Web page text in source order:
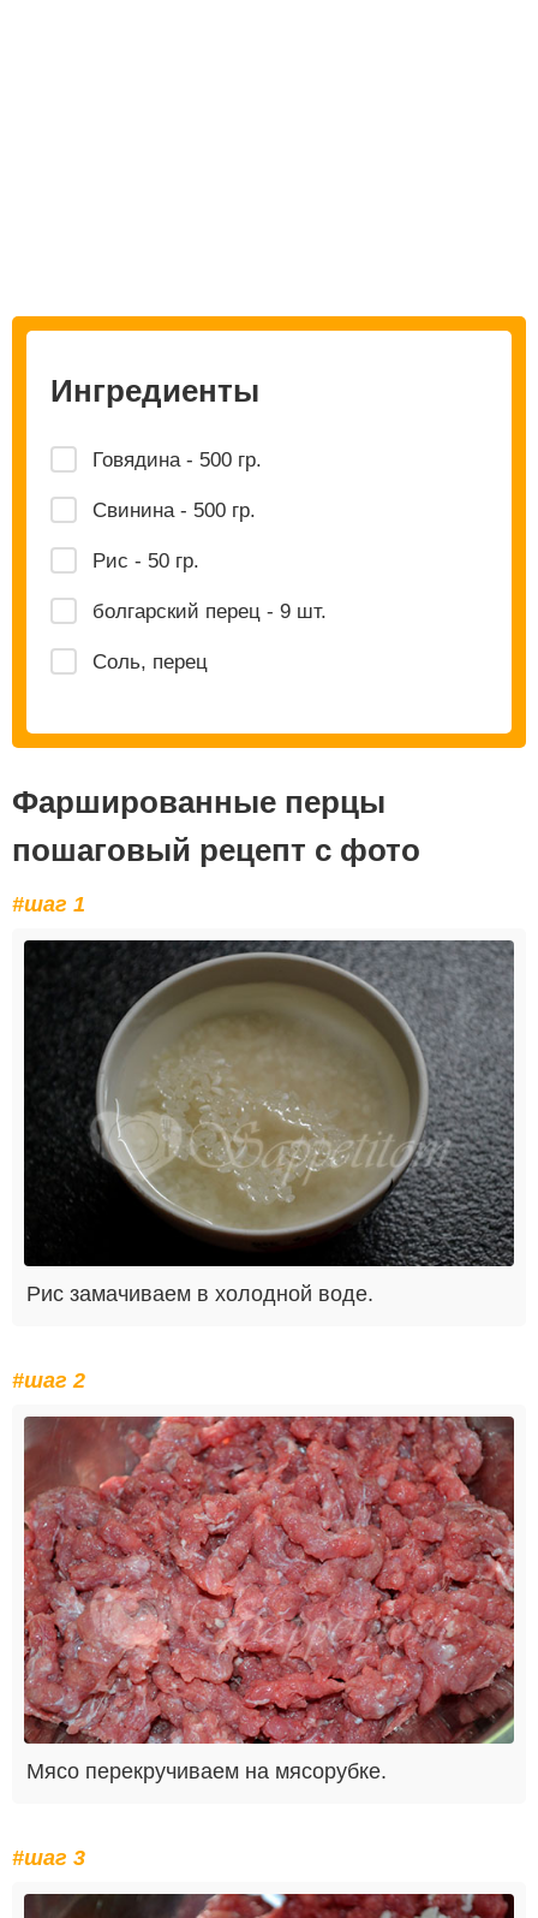
Ингредиенты
Говядина - 500 гр.
Свинина - 500 гр.
Рис - 50 гр.
болгарский перец - 9 шт.
Соль, перец
Фаршированные перцы
пошаговый рецепт с фото
#шаг 1
Рис замачиваем в холодной воде.
#шаг 2
Мясо перекручиваем на мясорубке.
#шаг 3